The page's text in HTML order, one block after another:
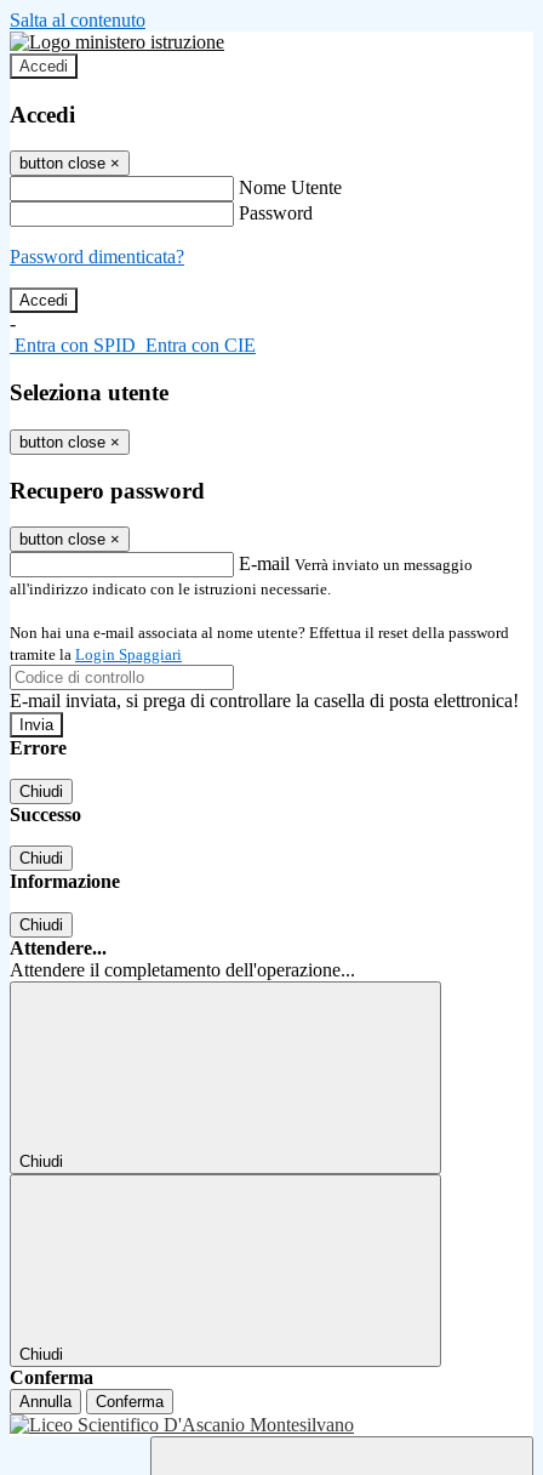
Salta al contenuto
Accedi
Accedi
button close ×
Nome Utente
Password
Password dimenticata?
-
Entra con SPID Entra con CIE
Seleziona utente
button close ×
Recupero password
button close ×
E-mail Verrà inviato un messaggio
all'indirizzo indicato con le istruzioni necessarie.
Non hai una e-mail associata al nome utente? Effettua il reset della password
tramite la Login Spaggiari
E-mail inviata, si prega di controllare la casella di posta elettronica!
Errore
Chiudi
Successo
Chiudi
Informazione
Chiudi
Attendere...
Attendere il completamento dell'operazione...
Chiudi
Chiudi
Conferma
Annulla Conferma